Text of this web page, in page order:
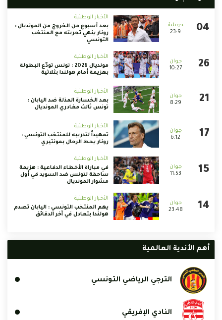
23:9
الأخبار الوطنية
بعد أسبوع من الخروج من المونديال :
رونار ينهي تجربته مع المنتخب
التونسي
10:27
الأخبار الوطنية
مونديال 2026 : تونس تودّع البطولة
بهزيمة أمام هولندا بثلاثية
8:29
الأخبار الوطنية
بعد الخسارة المذلة ضد اليابان :
تونس ثالث مغادري المونديال
6:12
الأخبار الوطنية
تمهيداً لتدريبه للمنتخب التونسي :
رونار يحط الرحال بمونتيري
11:53
الأخبار الوطنية
في مباراة الأخطاء الدفاعية : هزيمة
ساحقة لتونس ضد السويد في أول
مشوار المونديال
23:48
الأخبار الوطنية
يهم المنتخب التونسي : اليابان تصدم
هولندا بتعادل في آخر الدقائق
أهم الأندية العالمية
الترجي الرياضي التونسي
النادي الإفريقي